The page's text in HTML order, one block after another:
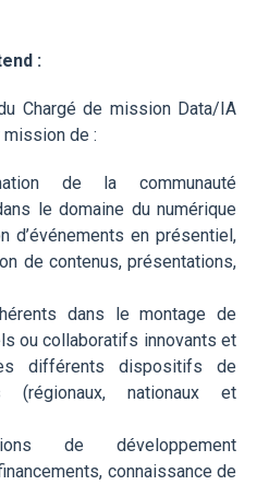
:
Chargé de mission Data/IA
de :
de la communauté
le domaine du numérique
d’événements en présentiel,
de contenus, présentations,
dans le montage de
ou collaboratifs innovants et
différents dispositifs de
(régionaux, nationaux et
de développement
connaissance de